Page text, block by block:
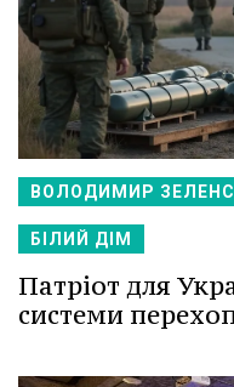
ВОЛОДИМИР
БІЛИЙ ДІМ
Патріот для
системи